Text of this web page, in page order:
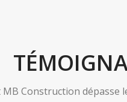
MB Construction